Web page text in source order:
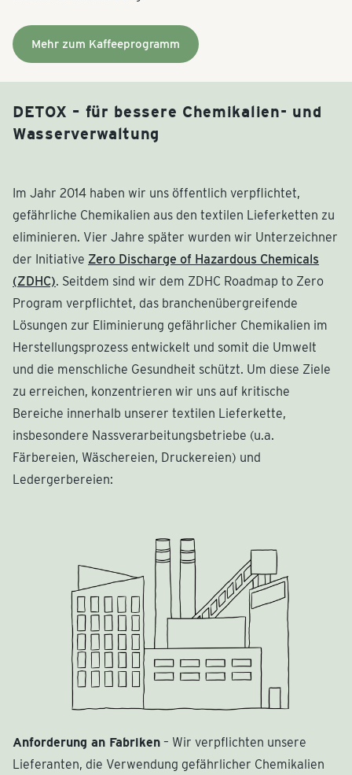
Mehr zum Kaffeeprogramm
DETOX – für bessere Chemikalien- und
Wasserverwaltung
Im Jahr 2014 haben wir uns öffentlich verpflichtet,
gefährliche Chemikalien aus den textilen Lieferketten zu
eliminieren. Vier Jahre später wurden wir Unterzeichner
der Initiative Zero Discharge of Hazardous Chemicals
(ZDHC). Seitdem sind wir dem ZDHC Roadmap to Zero
Program verpflichtet, das branchenübergreifende
Lösungen zur Eliminierung gefährlicher Chemikalien im
Herstellungsprozess entwickelt und somit die Umwelt
und die menschliche Gesundheit schützt. Um diese Ziele
zu erreichen, konzentrieren wir uns auf kritische
Bereiche innerhalb unserer textilen Lieferkette,
insbesondere Nassverarbeitungsbetriebe (u.a.
Färbereien, Wäschereien, Druckereien) und
Ledergerbereien:
Anforderung an Fabriken – Wir verpflichten unsere
Lieferanten, die Verwendung gefährlicher Chemikalien